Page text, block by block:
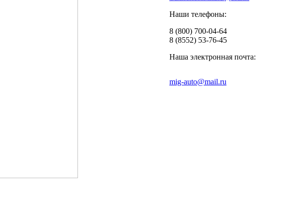
Наши телефоны:
8 (800) 700-04-64
8 (8552) 53-76-45
Наша электронная почта:
mig-auto@mail.ru